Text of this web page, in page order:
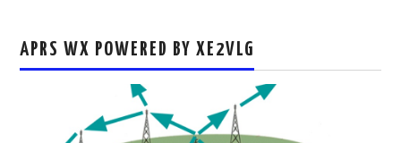
APRS WX POWERED BY XE2VLG